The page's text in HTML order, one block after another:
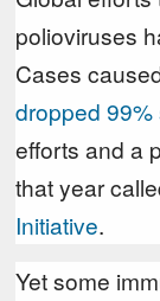
polioviruses
Cases
dropped 99%
efforts and a
that year
Initiative.
Yet some